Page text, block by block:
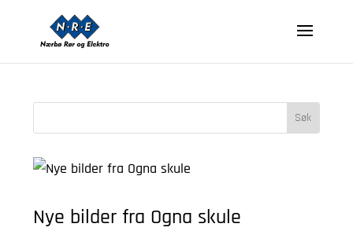
Nye bilder fra Ogna skule